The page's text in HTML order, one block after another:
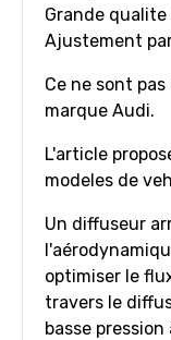
Grande
Ajustement
Ce ne sont
marque Audi.
L'article
modeles de
Un diffuseur
optimiser le
travers le
basse